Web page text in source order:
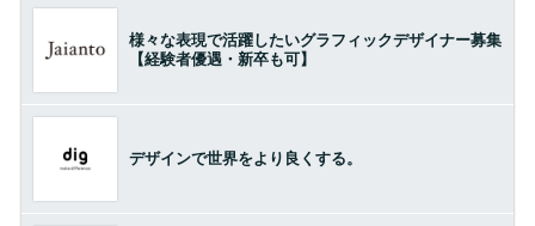
様々な表現で活躍したいグラフィックデザイナー募集
【経験者優遇・新卒も可】
デザインで世界をより良くする。